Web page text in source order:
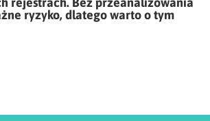
ryzyko, dlatego warto o tym